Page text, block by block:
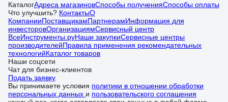
КаталогАдреса магазиновСпособы полученияСпособы оплаты
Что улучшить? КонтактыО
КомпанииПоставщикамПартнерамИнформация для
инвесторовОрганизациямСервисный центр
ВсеИнструменты.руНаши закупкиСервисные центры
производителейПравила применения рекомендательных
технологийКаталог товаров
Наши соцсети
Чат для бизнес-клиентов
Подать заявку
Вы принимаете условия политики в отношении обработки
персональных данных и пользовательского соглашения